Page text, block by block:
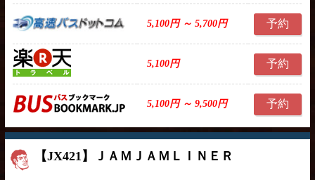
5,100円 ～ 5,700円 予約
5,100円 予約
5,100円 ～ 9,500円 予約
【JX421】ＪＡＭＪＡＭＬＩＮＥＲ